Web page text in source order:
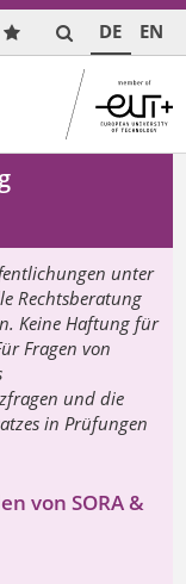
DE EN
unter
Rechtsberatung
Keine Haftung für
Fragen von
und die
in Prüfungen
von SORA &